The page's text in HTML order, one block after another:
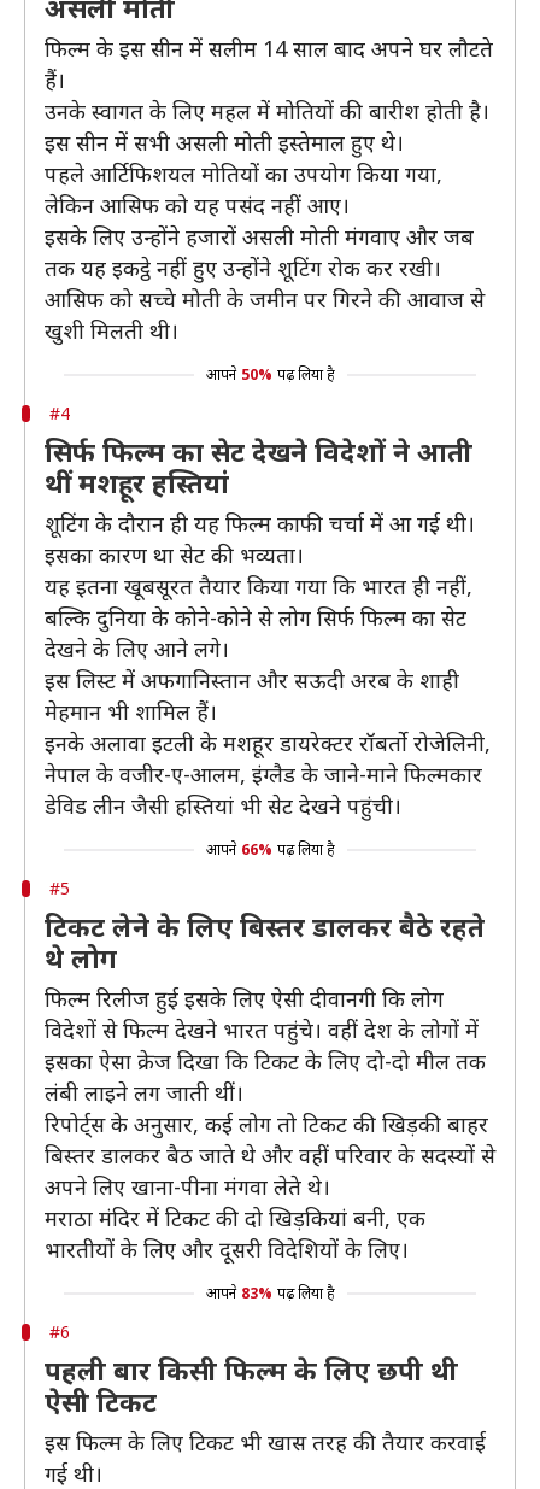
असली मोती
फिल्म के इस सीन में सलीम 14 साल बाद अपने घर लौटते
हैं।
उनके स्वागत के लिए महल में मोतियों की बारीश होती है।
इस सीन में सभी असली मोती इस्तेमाल हुए थे।
पहले आर्टिफिशयल मोतियों का उपयोग किया गया,
लेकिन आसिफ को यह पसंद नहीं आए।
इसके लिए उन्होंने हजारों असली मोती मंगवाए और जब
तक यह इकट्ठे नहीं हुए उन्होंने शूटिंग रोक कर रखी।
आसिफ को सच्चे मोती के जमीन पर गिरने की आवाज से
खुशी मिलती थी।
आपने 50% पढ़ लिया है
#4
सिर्फ फिल्म का सेट देखने विदेशों ने आती
थीं मशहूर हस्तियां
शूटिंग के दौरान ही यह फिल्म काफी चर्चा में आ गई थी।
इसका कारण था सेट की भव्यता।
यह इतना खूबसूरत तैयार किया गया कि भारत ही नहीं,
बल्कि दुनिया के कोने-कोने से लोग सिर्फ फिल्म का सेट
देखने के लिए आने लगे।
इस लिस्ट में अफगानिस्तान और सऊदी अरब के शाही
मेहमान भी शामिल हैं।
इनके अलावा इटली के मशहूर डायरेक्टर रॉबर्तो रोजेलिनी,
नेपाल के वजीर-ए-आलम, इंग्लैड के जाने-माने फिल्मकार
डेविड लीन जैसी हस्तियां भी सेट देखने पहुंची।
आपने 66% पढ़ लिया है
#5
टिकट लेने के लिए बिस्तर डालकर बैठे रहते
थे लोग
फिल्म रिलीज हुई इसके लिए ऐसी दीवानगी कि लोग
विदेशों से फिल्म देखने भारत पहुंचे। वहीं देश के लोगों में
इसका ऐसा क्रेज दिखा कि टिकट के लिए दो-दो मील तक
लंबी लाइने लग जाती थीं।
रिपोर्ट्स के अनुसार, कई लोग तो टिकट की खिड़की बाहर
बिस्तर डालकर बैठ जाते थे और वहीं परिवार के सदस्यों से
अपने लिए खाना-पीना मंगवा लेते थे।
मराठा मंदिर में टिकट की दो खिड़कियां बनी, एक
भारतीयों के लिए और दूसरी विदेशियों के लिए।
आपने 83% पढ़ लिया है
#6
पहली बार किसी फिल्म के लिए छपी थी
ऐसी टिकट
इस फिल्म के लिए टिकट भी खास तरह की तैयार करवाई
गई थी।